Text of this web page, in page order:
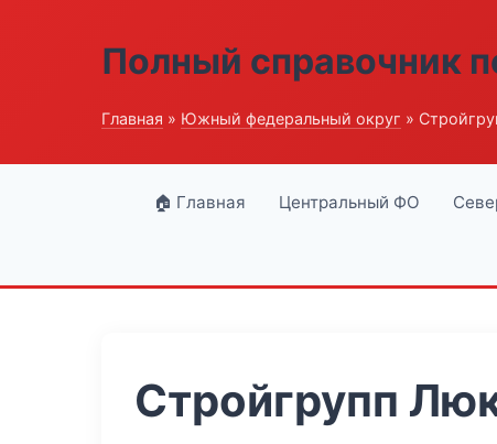
Полный справочник
Главная » Южный федеральный округ »
🏠 Главная Центральный ФО
Стройгрупп